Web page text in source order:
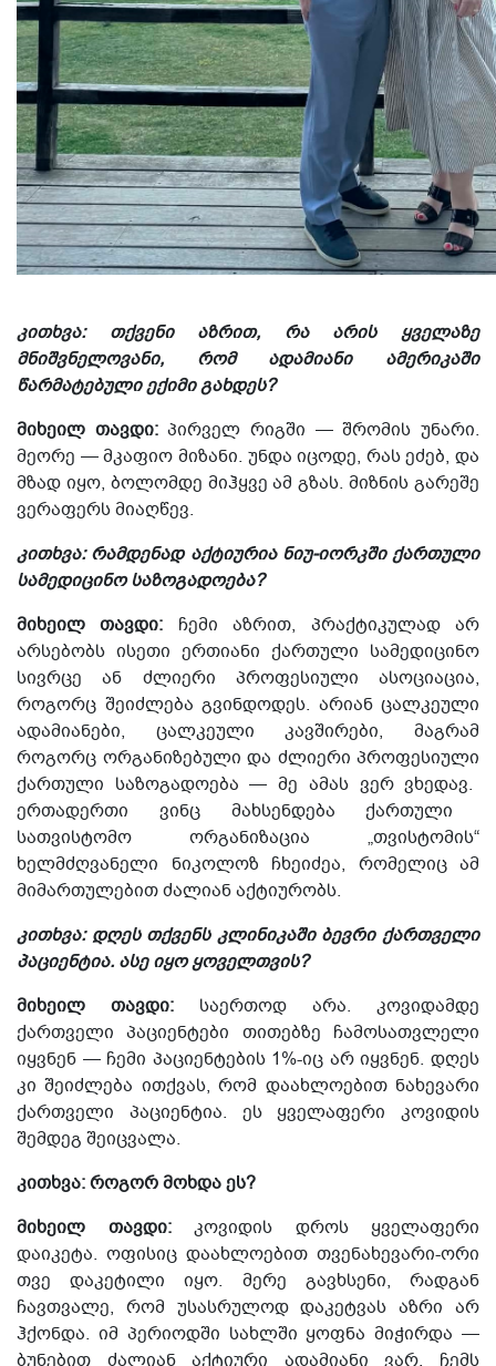
კითხვა: თქვენი აზრით, რა არის ყველაზე
მნიშვნელოვანი, რომ ადამიანი ამერიკაში
წარმატებული ექიმი გახდეს?
მიხეილ თავდი:პირველ რიგში — შრომის უნარი.
მეორე — მკაფიო მიზანი. უნდა იცოდე, რას ეძებ, და
მზად იყო, ბოლომდე მიჰყვე ამ გზას. მიზნის გარეშე
ვერაფერს მიაღწევ.
კითხვა: რამდენად აქტიურია ნიუ-იორკში ქართული
სამედიცინო საზოგადოება?
მიხეილ თავდი: ჩემი აზრით, პრაქტიკულად არ
არსებობს ისეთი ერთიანი ქართული სამედიცინო
სივრცე ან ძლიერი პროფესიული ასოციაცია,
როგორც შეიძლება გვინდოდეს. არიან ცალკეული
ადამიანები, ცალკეული კავშირები, მაგრამ
როგორც ორგანიზებული და ძლიერი პროფესიული
ქართული საზოგადოება — მე ამას ვერ ვხედავ.
ერთადერთი ვინც მახსენდება ქართული
სათვისტომო ორგანიზაცია „თვისტომის“
ხელმძღვანელი ნიკოლოზ ჩხეიძეა, რომელიც ამ
მიმართულებით ძალიან აქტიურობს.
კითხვა: დღეს თქვენს კლინიკაში ბევრი ქართველი
პაციენტია. ასეიყოყოველთვის?
მიხეილ თავდი: საერთოდ არა. კოვიდამდე
ქართველი პაციენტები თითებზე ჩამოსათვლელი
იყვნენ — ჩემი პაციენტების 1%-იც არ იყვნენ. დღეს
კი შეიძლება ითქვას, რომ დაახლოებით ნახევარი
ქართველი პაციენტია. ეს ყველაფერი კოვიდის
შემდეგ შეიცვალა.
კითხვა: როგორ მოხდა ეს?
მიხეილ თავდი: კოვიდის დროს ყველაფერი
დაიკეტა. ოფისიც დაახლოებით თვენახევარი-ორი
თვე დაკეტილი იყო. მერე გავხსენი, რადგან
ჩავთვალე, რომ უსასრულოდ დაკეტვას აზრი არ
ჰქონდა. იმ პერიოდში სახლში ყოფნა მიჭირდა —
ბუნებით ძალიან აქტიური ადამიანი ვარ. ჩემს